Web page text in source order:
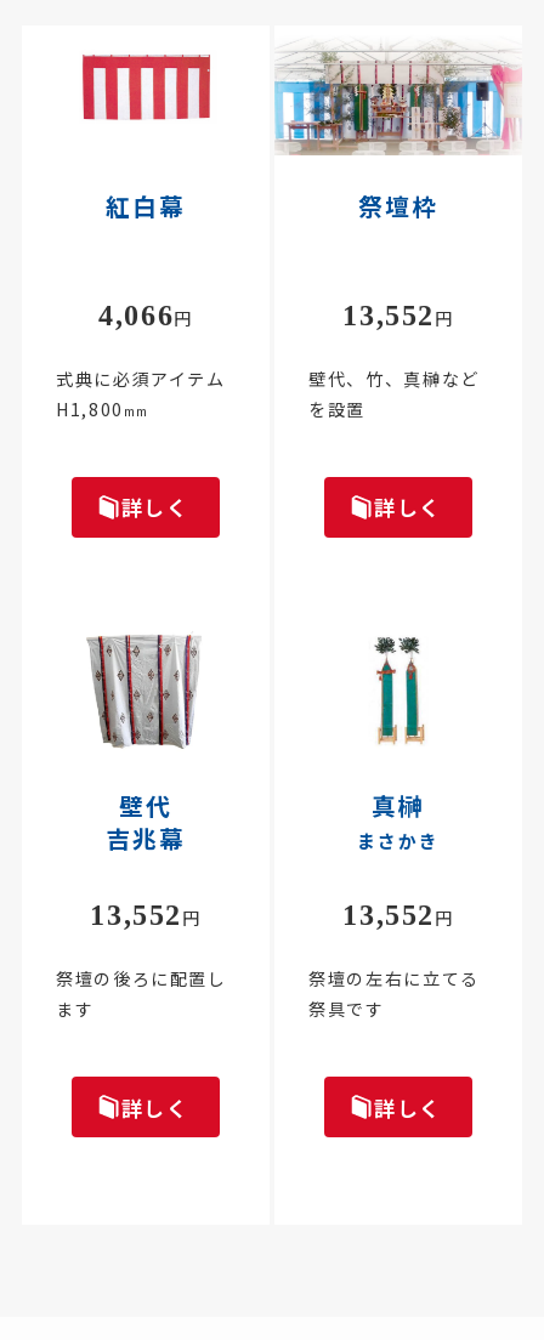
紅白幕
4,066円
式典に必須アイテム
H1,800 mm
詳しく
祭壇枠
13,552 円
壁代、竹、真榊など
を設置
詳しく
壁代
吉兆幕
13,552 円
祭壇の後ろに配置し
ます
詳しく
真榊
まさかき
13,552 円
祭壇の左右に立てる
祭具です
詳しく